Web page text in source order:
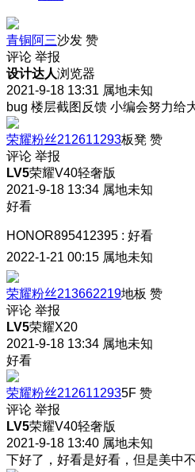
青铜阿三沙发 赞
评论 举报
设计达人浏览器
2021-9-18 13:31 属地未知
bug 楼层截图反馈 小编会努力给
荣耀粉丝212611293板凳 赞
评论 举报
LV5荣耀V40轻奢版
2021-9-18 13:34 属地未知
好看
HONOR895412395 : 好看
2022-1-21 00:15 属地未知
荣耀粉丝213662219地板 赞
评论 举报
LV5荣耀X20
2021-9-18 13:34 属地未知
好看
荣耀粉丝2126112935F 赞
评论 举报
LV5荣耀V40轻奢版
2021-9-18 13:40 属地未知
下好了，好看是好看，但是美中